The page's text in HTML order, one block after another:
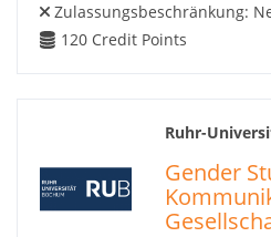
Zulassungsbeschränkung:
120 Credit Points
Ruhr-
Gender